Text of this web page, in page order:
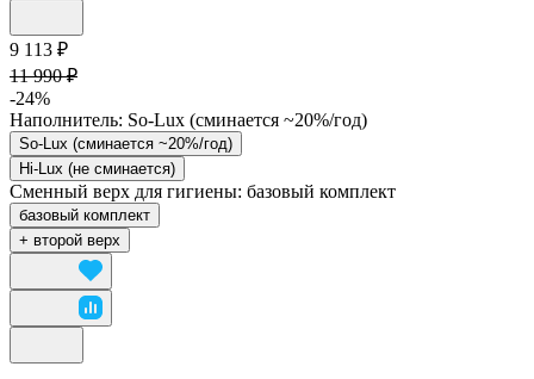
9 113 ₽
11 990 ₽
-24%
Наполнитель: So-Lux (cминается ~20%/год)
So-Lux (cминается ~20%/год)
Hi-Lux (не сминается)
Сменный верх для гигиены: базовый комплект
базовый комплект
+ второй верх